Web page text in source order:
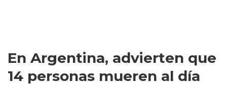
En Argentina, advierten que
14 personas mueren al día